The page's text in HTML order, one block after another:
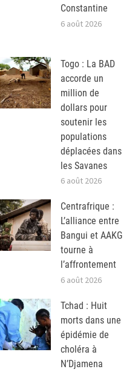
Constantine
6 août 2026
Togo : La BAD
accorde un
million de
dollars pour
soutenir les
populations
déplacées dans
les Savanes
6 août 2026
Centrafrique :
L’alliance entre
Bangui et AAKG
tourne à
l’affrontement
6 août 2026
Tchad : Huit
morts dans une
épidémie de
choléra à
N’Djamena